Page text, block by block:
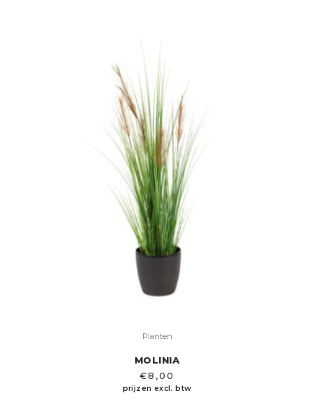
Planten
MOLINIA
€8,00
prijzen excl. btw